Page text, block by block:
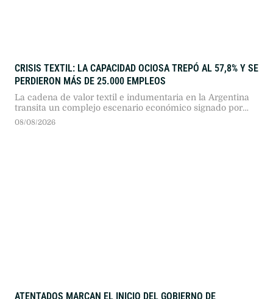
CRISIS TEXTIL: LA CAPACIDAD OCIOSA TREPÓ AL 57,8% Y SE
PERDIERON MÁS DE 25.000 EMPLEOS
La cadena de valor textil e indumentaria en la Argentina
transita un complejo escenario económico signado por
más de dos años consecutivos de caída en su actividad.
08/08/2026
ATENTADOS MARCAN EL INICIO DEL GOBIERNO DE